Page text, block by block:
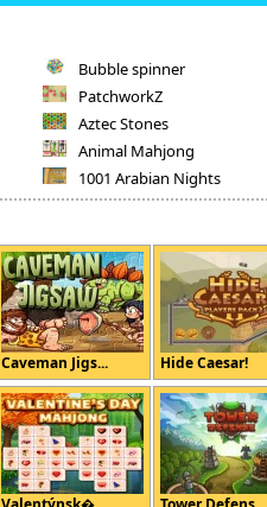
Bubble spinner
PatchworkZ
Aztec Stones
Animal Mahjong
1001 Arabian Nights
Caveman Jigs... Hide Caesar!